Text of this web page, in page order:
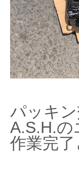
パッキ
A.S.H.
作業完了